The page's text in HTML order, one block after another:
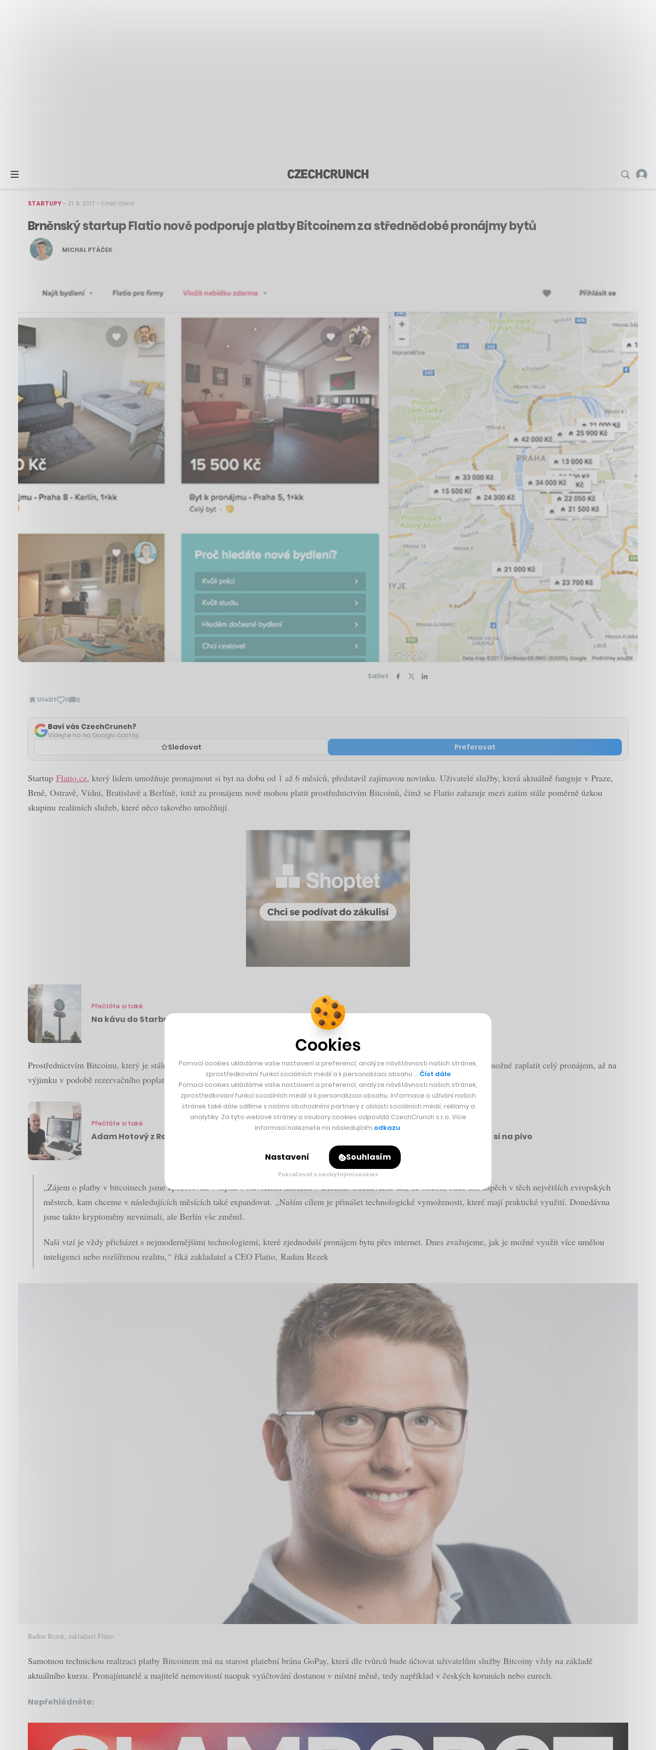
STARTUPY– 21. 9. 2017 –1 min čtení
Brněnský startup Flatio nově podporuje platby Bitcoinem za střednědobé pronájmy bytů
MICHAL PTÁČEK
Sdílet
Uložit 0 0
Zobrazit
Baví vás CzechCrunch?
Vídejte ho na Googlu častěji.
Sledovat Preferovat
Startup Flatio.cz, který lidem umožňuje pronajmout si byt na dobu od 1 až 6 měsíců, představil zajímavou novinku. Uživatelé služby, která aktuálně funguje v Praze,
Brně, Ostravě, Vídni, Bratislavě a Berlíně, totiž za pronájem nově mohou platit prostřednictvím Bitcoinů, čímž se Flatio zařazuje mezi zatím stále poměrně úzkou
skupinu realitních služeb, které něco takového umožňují.
Přečtěte si také
Na kávu do Starbucks můžete poprvé v Česku zajet i autem
Prostřednictvím Bitcoinu, který je stále populárnějším platícím prostředkem například mezi digitálními nomády, je na Flatio nyní možné zaplatit celý pronájem, až na
výjimku v podobě rezervačního poplatku. Ten činí 500 Kč a je nutné ho uhradit v klasické měně.
Přečtěte si také
Adam Hotový z Render Legion: těsně po prodeji firmy za stovky milionů Kč jsem dostal chuť zajít si na pivo
„Zájem o platby v bitcoinech jsme zpozorovali v srpnu s otevřením nabídek v Berlíně. Očekáváme tak, že bitcoin bude mít úspěch v těch největších evropských
městech, kam chceme v následujících měsících také expandovat. „Naším cílem je přinášet technologické vymoženosti, které mají praktické využití. Donedávna
jsme takto kryptoměny nevnímali, ale Berlín vše změnil.
Naší vizí je vždy přicházet s nejmodernějšími technologiemi, které zjednoduší pronájem bytu přes internet. Dnes zvažujeme, jak je možné využít více umělou
inteligenci nebo rozšířenou realitu,“ říká zakladatel a CEO Flatio, Radim Rezek
Radim Rezek, zakladatel Flatio
Samotnou technickou realizaci platby Bitcoinem má na starost platební brána GoPay, která dle tvůrců bude účtovat uživatelům služby Bitcoiny vždy na základě
aktuálního kurzu. Pronajímatelé a majitelé nemovitostí naopak vyúčtování dostanou v místní měně, tedy například v českých korunách nebo eurech.
Nepřehlédněte:
Cookies
Pomocí cookies ukládáme vaše nastavení a preferencí, analýze návštěvnosti našich stránek,
zprostředkování funkcí sociálních médií a k personalizaci obsahu … Číst dále
Pomocí cookies ukládáme vaše nastavení a preferencí, analýze návštěvnosti našich stránek,
zprostředkování funkcí sociálních médií a k personalizaci obsahu. Informace o užívání našich
stránek také dále sdílíme s našimi obchodními partnery z oblasti sociálních médií, reklamy a
analytiky. Za tyto webové stránky a soubory cookies odpovídá CzechCrunch s.r.o. Více
informací naleznete na následujícím odkazu.
Nastavení Souhlasím
Pokračovat s nezbytnými cookies